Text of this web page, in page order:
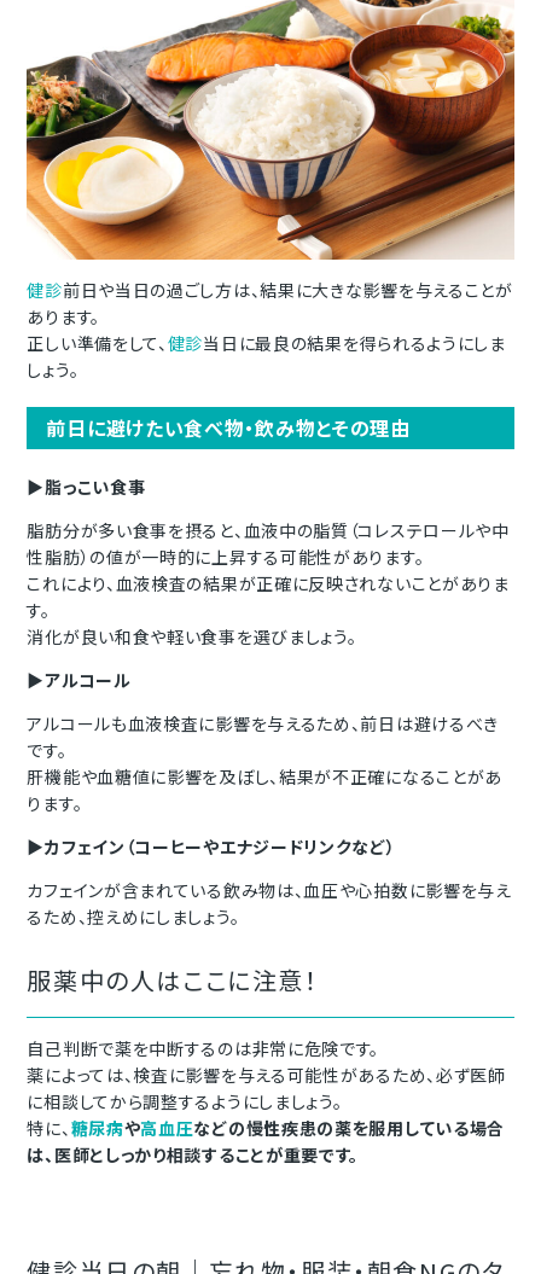
健診前日や当日の過ごし方は、結果に大きな影響を与えることが
あります。
正しい準備をして、健診当日に最良の結果を得られるようにしま
しょう。
前日に避けたい食べ物・飲み物とその理由
▶︎脂っこい食事
脂肪分が多い食事を摂ると、血液中の脂質（コレステロールや中
性脂肪）の値が一時的に上昇する可能性があります。
これにより、血液検査の結果が正確に反映されないことがありま
す。
消化が良い和食や軽い食事を選びましょう。
▶︎アルコール
アルコールも血液検査に影響を与えるため、前日は避けるべき
です。
肝機能や血糖値に影響を及ぼし、結果が不正確になることがあ
ります。
▶︎カフェイン（コーヒーやエナジードリンクなど）
カフェインが含まれている飲み物は、血圧や心拍数に影響を与え
るため、控えめにしましょう。
服薬中の人はここに注意！
自己判断で薬を中断するのは非常に危険です。
薬によっては、検査に影響を与える可能性があるため、必ず医師
に相談してから調整するようにしましょう。
特に、 糖尿病や高血圧などの慢性疾患の薬を服用している場合
は、医師としっかり相談することが重要です。